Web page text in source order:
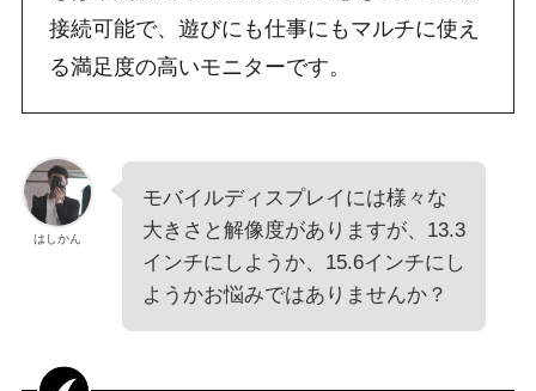
接続可能で、遊びにも仕事にもマルチに使え
る満足度の高いモニターです。
はしかん
モバイルディスプレイには様々な
大きさと解像度がありますが、13.3
インチにしようか、15.6インチにし
ようかお悩みではありませんか？